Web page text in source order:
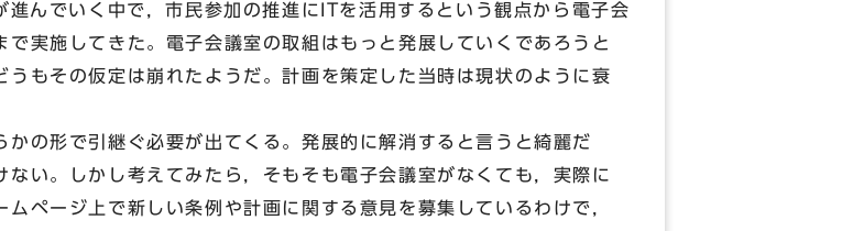
んでいく中で，市民参加の推進にITを活用するという観点から電子会
実施してきた。電子会議室の取組はもっと発展していくであろうと
もその仮定は崩れたようだ。計画を策定した当時は現状のように衰
の形で引継ぐ必要が出てくる。発展的に解消すると言うと綺麗だ
い。しかし考えてみたら，そもそも電子会議室がなくても，実際に
ページ上で新しい条例や計画に関する意見を募集しているわけで，